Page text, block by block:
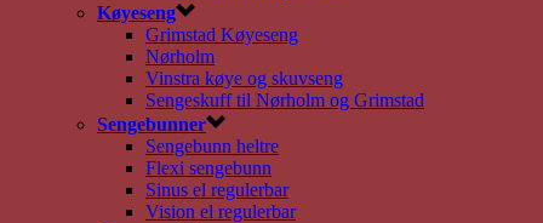
Køyeseng
Grimstad Køyeseng
Nørholm
Vinstra køye og skuvseng
Sengeskuff til Nørholm og Grimstad
Sengebunner
Sengebunn heltre
Flexi sengebunn
Sinus el regulerbar
Vision el regulerbar